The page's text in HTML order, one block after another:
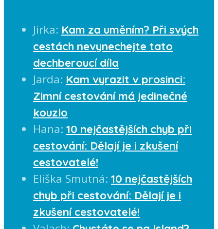
Jirka: Kam za uměním? Při svých
cestách nevynechejte tato
dechberoucí díla
Jarda: Kam vyrazit v prosinci:
Zimní cestování má jedinečné
kouzlo
Hana: 10 nejčastějších chyb při
cestování: Dělají je i zkušení
cestovatelé!
Eliška Smutná: 10 nejčastějších
chyb při cestování: Dělají je i
zkušení cestovatelé!